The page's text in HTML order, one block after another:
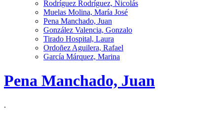
Rodríguez Rodríguez, Nicolás
Muelas Molina, María José
Pena Manchado, Juan
González Valencia, Gonzalo
Tirado Hospital, Laura
Ordoñez Aguilera, Rafael
García Márquez, Marina
Pena Manchado, Juan
.